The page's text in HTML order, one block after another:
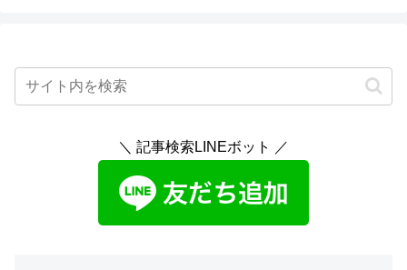
＼ 記事検索LINEボット ／